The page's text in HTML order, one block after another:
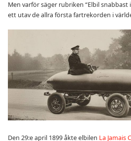
Men varför säger rubriken “Elbil snabbast
ett utav de allra första fartrekorden i
Den 29:e april 1899 åkte elbilen La Jamais